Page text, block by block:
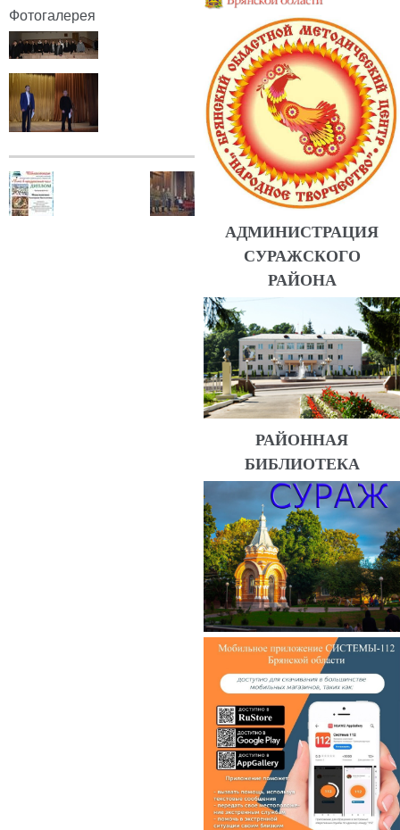
АДМИНИСТРАЦИЯ
СУРАЖСКОГО
РАЙОНА
РАЙОННАЯ
БИБЛИОТЕКА
Фотогалерея